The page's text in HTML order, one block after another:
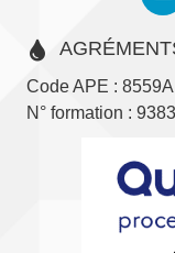
Code APE : 8559A
N° formation :